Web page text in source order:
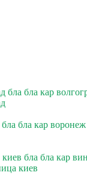
бла бла кар
бла кар
бла бла кар
киев